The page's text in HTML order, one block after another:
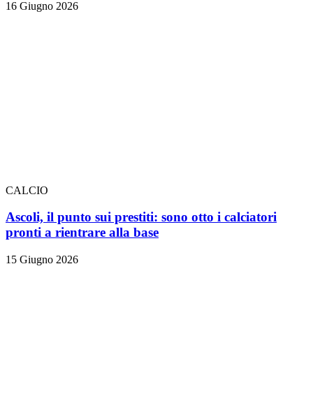
16 Giugno 2026
CALCIO
Ascoli, il punto sui prestiti: sono otto i calciatori
pronti a rientrare alla base
15 Giugno 2026